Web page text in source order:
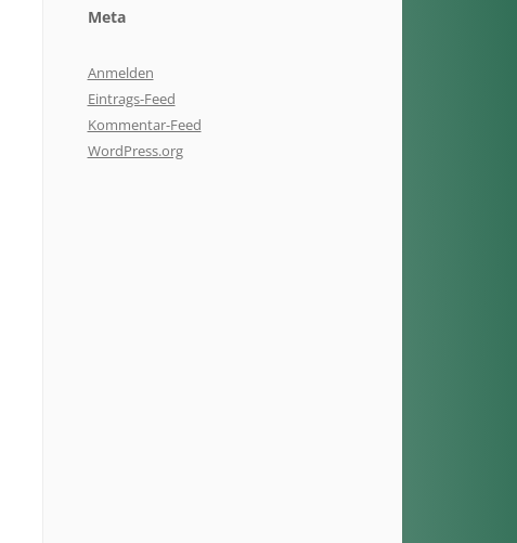
Meta
Anmelden
Eintrags-Feed
Kommentar-Feed
WordPress.org